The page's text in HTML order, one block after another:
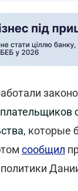
, которые
сообщил